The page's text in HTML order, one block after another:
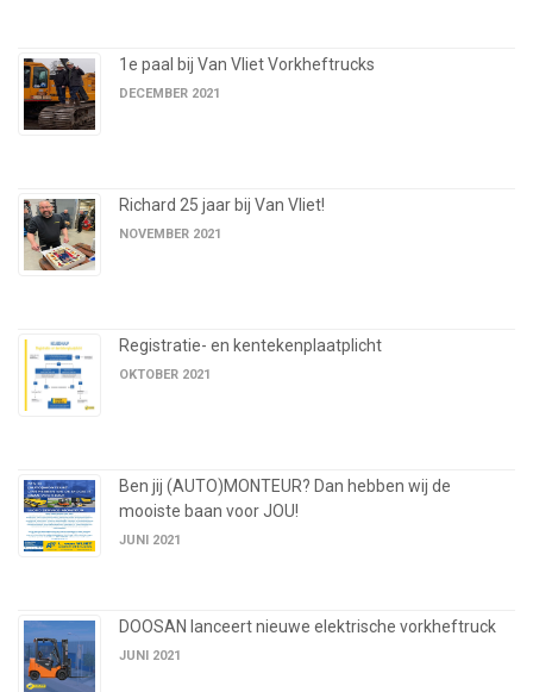
1e paal bij Van Vliet Vorkheftrucks
DECEMBER 2021
Richard 25 jaar bij Van Vliet!
NOVEMBER 2021
Registratie- en kentekenplaatplicht
OKTOBER 2021
Ben jij (AUTO)MONTEUR? Dan hebben wij de
mooiste baan voor JOU!
JUNI 2021
DOOSAN lanceert nieuwe elektrische vorkheftruck
JUNI 2021